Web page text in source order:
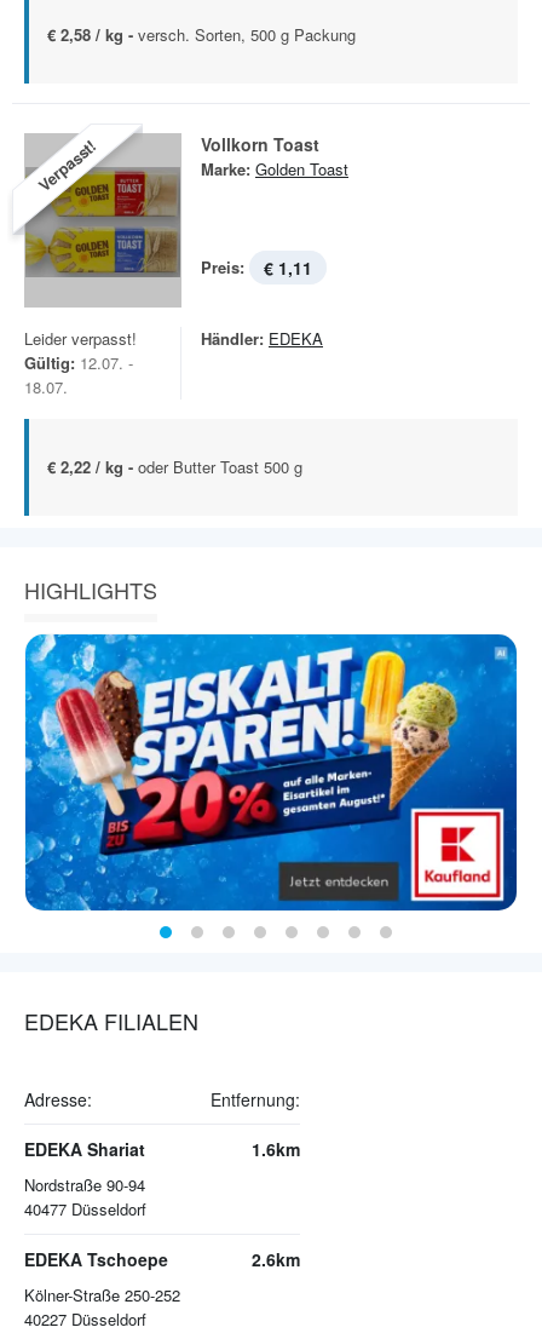
€ 2,58 / kg - versch. Sorten, 500 g Packung
Verpasst! Vollkorn Toast
Marke: Golden Toast
Preis: € 1,11
Leider verpasst!
Gültig: 12.07. -
18.07.
Händler: EDEKA
€ 2,22 / kg - oder Butter Toast 500 g
HIGHLIGHTS
EDEKA FILIALEN
Adresse: Entfernung:
EDEKA Shariat
Nordstraße 90-94
40477 Düsseldorf
1.6km
EDEKA Tschoepe
Kölner-Straße 250-252
40227 Düsseldorf
2.6km